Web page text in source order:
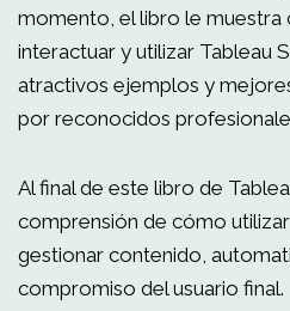
momento, el libro le muestra
interactuar y utilizar Tableau
atractivos ejemplos y
por reconocidos
Al final de este libro de
comprensión de cómo
gestionar contenido,
compromiso del usuario final.